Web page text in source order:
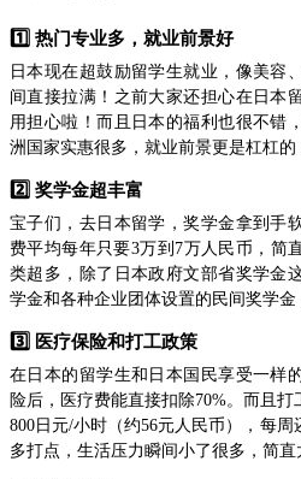
1️⃣ 热门专业多，就业前景好
日本现在超鼓励留学生就业，像美容
间直接拉满！之前大家还担心在日本
用担心啦！而且日本的福利也很不错
洲国家实惠很多，就业前景更是杠杠的
2️⃣ 奖学金超丰富
宝子们，去日本留学，奖学金拿到手
费平均每年只要3万到7万人民币，简
类超多，除了日本政府文部省奖学金
学金和各种企业团体设置的民间奖学金
3️⃣ 医疗保险和打工政策
在日本的留学生和日本国民享受一样
险后，医疗费能直接扣除70%。而且
800日元/小时（约56元人民币），每
多打点，生活压力瞬间小了很多，简直